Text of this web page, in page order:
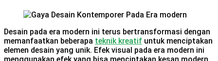
Desain pada era modern ini terus bertransformasi dengan
memanfaatkan beberapa teknik kreatif untuk menciptakan
elemen desain yang unik. Efek visual pada era modern ini